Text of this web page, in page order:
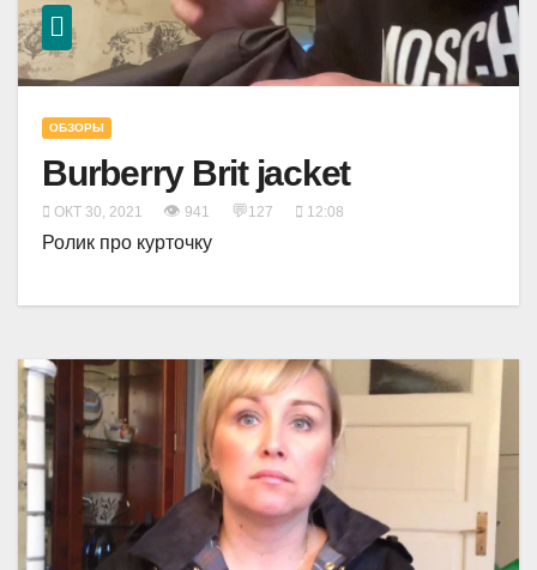
ОБЗОРЫ
Burberry Brit jacket
ОКТ 30, 2021 👁 941 💬127 12:08
Ролик про курточку